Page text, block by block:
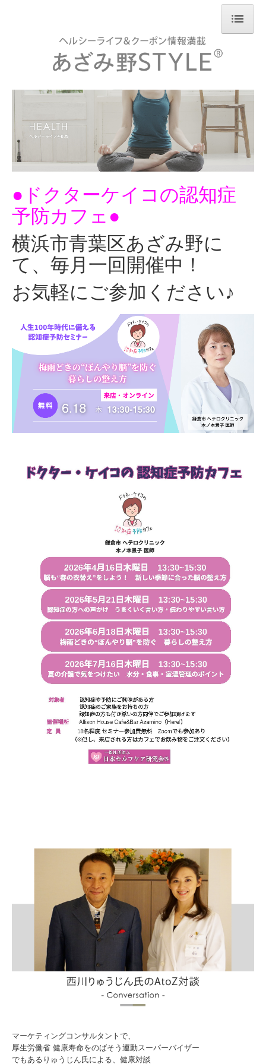
西川りゅうじん氏 対談
お問合せ
最新号クーポン
●ドクターケイコの認知症
予防カフェ●
横浜市青葉区あざみ野に
て、毎月一回開催中！
お気軽にご参加ください♪
マーケティングコンサルタントで、
厚生労働省 健康寿命をのばそう運動スーパーバイザー
でもあるりゅうじん氏による、健康対談